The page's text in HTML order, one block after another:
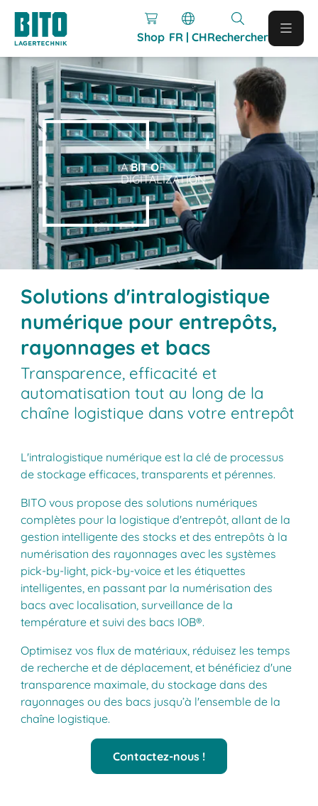
Shop FR | CHRechercher
ABIT OF
DIGITALIZATION.
Solutions d'intralogistique
numérique pour entrepôts,
rayonnages et bacs
Transparence, efficacité et
automatisation tout au long de la
chaîne logistique dans votre entrepôt
L'intralogistique numérique est la clé de processus
de stockage efficaces, transparents et pérennes.
BITO vous propose des solutions numériques
complètes pour la logistique d'entrepôt, allant de la
gestion intelligente des stocks et des entrepôts à la
numérisation des rayonnages avec les systèmes
pick-by-light, pick-by-voice et les étiquettes
intelligentes, en passant par la numérisation des
bacs avec localisation, surveillance de la
température et suivi des bacs IOB®.
Optimisez vos flux de matériaux, réduisez les temps
de recherche et de déplacement, et bénéficiez d'une
transparence maximale, du stockage dans des
rayonnages ou des bacs jusqu’à l'ensemble de la
chaîne logistique.
Contactez-nous !